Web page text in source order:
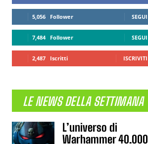
5,056 Follower SEGUI
7,484 Follower SEGUI
2,487 Iscritti ISCRIVITI
LE NEWS DELLA SETTIMANA
L’universo di
Warhammer 40.000